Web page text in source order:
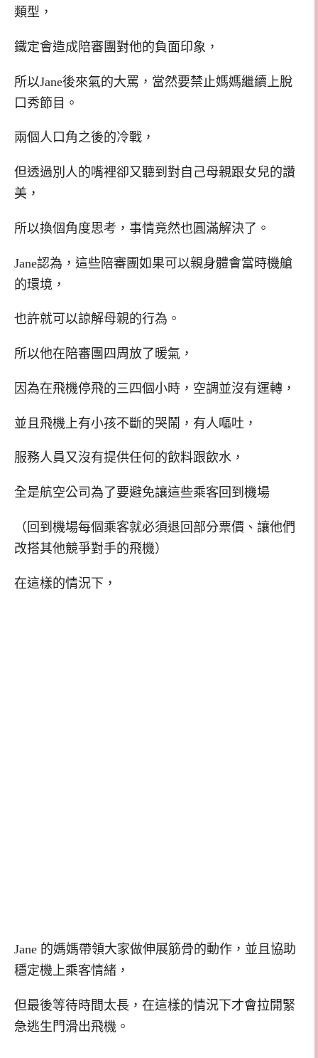
類型，
鐵定會造成陪審團對他的負面印象，
所以Jane後來氣的大罵，當然要禁止媽媽繼續上脫
口秀節目。
兩個人口角之後的冷戰，
但透過別人的嘴裡卻又聽到對自己母親跟女兒的讚
美，
所以換個角度思考，事情竟然也圓滿解決了。
Jane認為，這些陪審團如果可以親身體會當時機艙
的環境，
也許就可以諒解母親的行為。
所以他在陪審團四周放了暖氣，
因為在飛機停飛的三四個小時，空調並沒有運轉，
並且飛機上有小孩不斷的哭鬧，有人嘔吐，
服務人員又沒有提供任何的飲料跟飲水，
全是航空公司為了要避免讓這些乘客回到機場
（回到機場每個乘客就必須退回部分票價、讓他們
改搭其他競爭對手的飛機）
在這樣的情況下，
Jane 的媽媽帶領大家做伸展筋骨的動作，並且協助
穩定機上乘客情緒，
但最後等待時間太長，在這樣的情況下才會拉開緊
急逃生門滑出飛機。